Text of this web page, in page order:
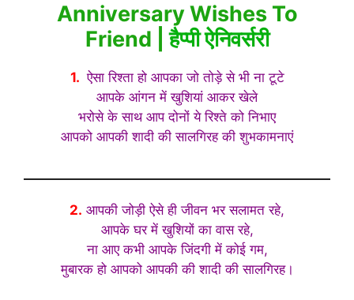
Anniversary Wishes To
Friend |हैप्पी ऐनिवर्सरी
1. ऐसा रिश्ता हो आपका जो तोड़े से भी ना टूटे
आपके आंगन में खुशियां आकर खेले
भरोसे के साथ आप दोनों ये रिश्ते को निभाए
आपको आपकी शादी की सालगिरह की शुभकामनाएं
2. आपकी जोड़ी ऐसे ही जीवन भर सलामत रहे,
आपके घर में खुशियों का वास रहे,
ना आए कभी आपके जिंदगी में कोई गम,
मुबारक हो आपको आपकी की शादी की सालगिरह।